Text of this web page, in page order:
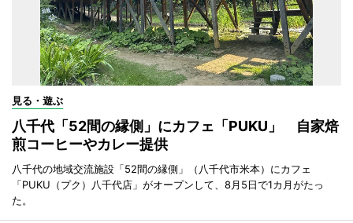
見る・遊ぶ
八千代「52間の縁側」にカフェ「PUKU」 自家焙
煎コーヒーやカレー提供
八千代の地域交流施設「52間の縁側」（八千代市米本）にカフェ
「PUKU（プク）八千代店」がオープンして、8月5日で1カ月がたっ
た。